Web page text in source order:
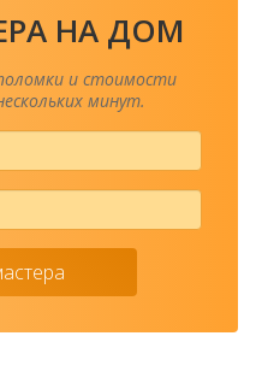
НА ДОМ
и стоимости
минут.